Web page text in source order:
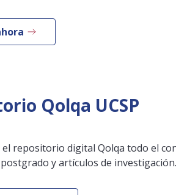
Qolqa UCSP
el repositorio digital Qolqa todo el
y artículos de investigación.